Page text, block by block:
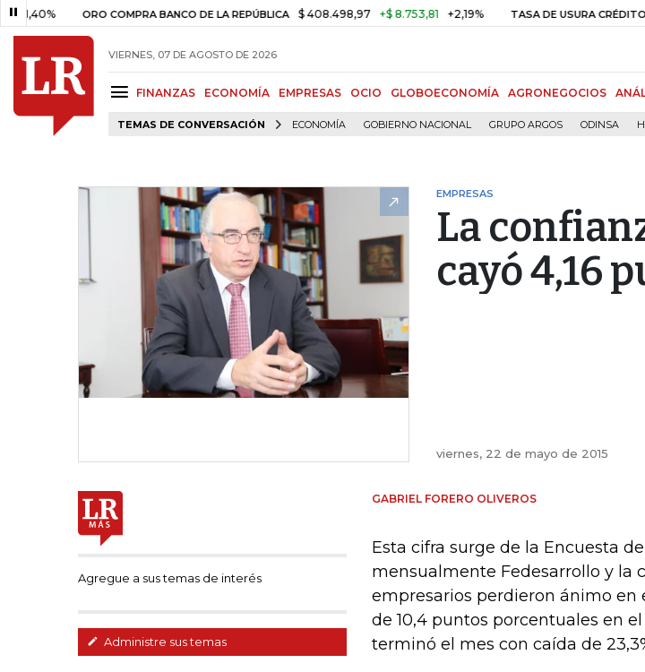
ORO COMPRA BANCO DE LA REPÚBLICA $ 408.498,97 +$ 8.753,81 +2,19% TASA DE USURA CRÉDITO
VIERNES, 07 DE AGOSTO DE 2026
FINANZAS ECONOMÍA EMPRESAS OCIO GLOBOECONOMÍA AGRONEGOCIOS
TEMAS DE CONVERSACIÓN ECONOMÍA GOBIERNO NACIONAL GRUPO ARGOS ODINSA
EMPRESAS
La
cayó 4,16
viernes, 22 de mayo de 2015
Agregue a sus temas de interés
Administre sus temas
GABRIEL FORERO OLIVEROS
Esta cifra surge de la Encuesta
mensualmente Fedesarrollo y la
empresarios perdieron ánimo en
de 10,4 puntos porcentuales en
terminó el mes con caída de